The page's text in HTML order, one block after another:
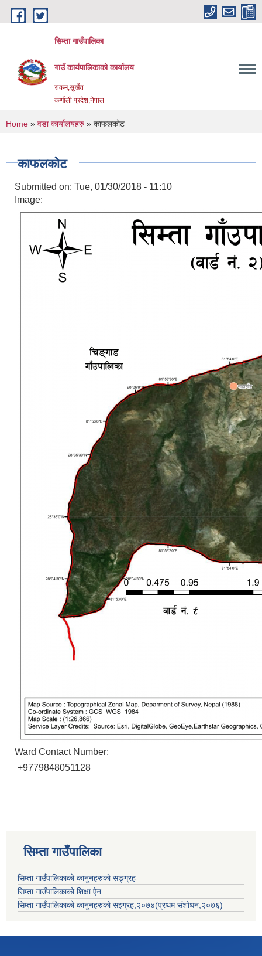
Skip to main content
सिम्ता गाउँपालिका
गाउँ कार्यपालिकाको कार्यालय
राकम,सुर्खेत
कर्णाली प्रदेश,नेपाल
You are here
Home » वडा कार्यालयहरु » काफलकाेट
काफलकाेट
Submitted on: Tue, 01/30/2018 - 11:10
Image:
Ward Contact Number:
+9779848051128
सिम्ता गाउँपालिका
सिम्ता गाउँपालिकाको कानुनहरुको सङ्ग्रह
सिम्ता गाउँपालिकाको शिक्षा ऐन
सिम्ता गाउँपालिकाको कानुनहरुको सइग्रह,२०७४(प्रथम संशोधन,२०७६)